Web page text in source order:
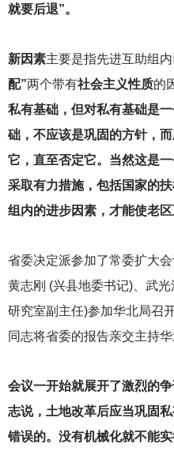
就要后退”。
新因素主要是指先进互助组
配”两个带有社会主义性质的
私有基础，但对私有基础是
础，不应该是巩固的方针，
它，直至否定它。当然这是
采取有力措施，包括国家的
组内的进步因素，才能使老
省委决定派参加了常委扩大
黄志刚 (兴县地委书记)、武
研究室副主任)参加华北局召
同志将省委的报告亲交主持
会议一开始就展开了激烈的
志说，土地改革后应当巩固
错误的。没有机械化就不能实